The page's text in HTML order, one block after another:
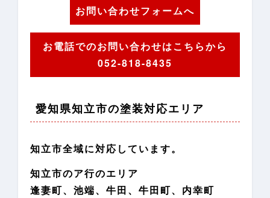
お問い合わせフォームへ
お電話でのお問い合わせはこちらから
052-818-8435
愛知県知立市の塗装対応エリア
知立市全域に対応しています。
知立市のア行のエリア
逢妻町、池端、牛田、牛田町、内幸町